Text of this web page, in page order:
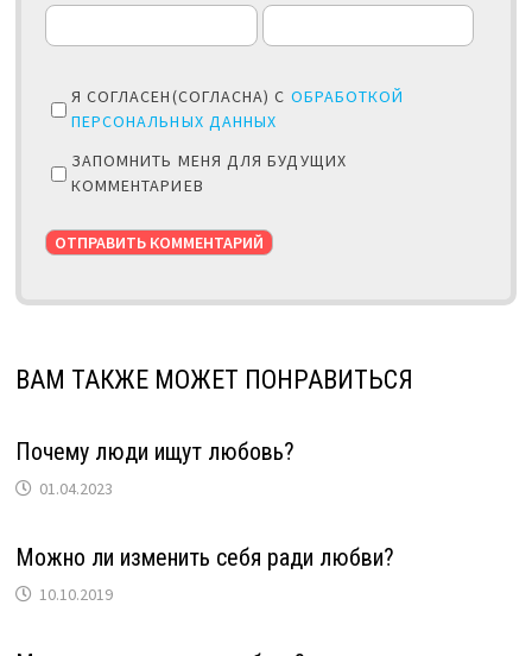
Я СОГЛАСЕН(СОГЛАСНА) С ОБРАБОТКОЙ
ПЕРСОНАЛЬНЫХ ДАННЫХ
ЗАПОМНИТЬ МЕНЯ ДЛЯ БУДУЩИХ
КОММЕНТАРИЕВ
ВАМ ТАКЖЕ МОЖЕТ ПОНРАВИТЬСЯ
Почему люди ищут любовь?
01.04.2023
Можно ли изменить себя ради любви?
10.10.2019